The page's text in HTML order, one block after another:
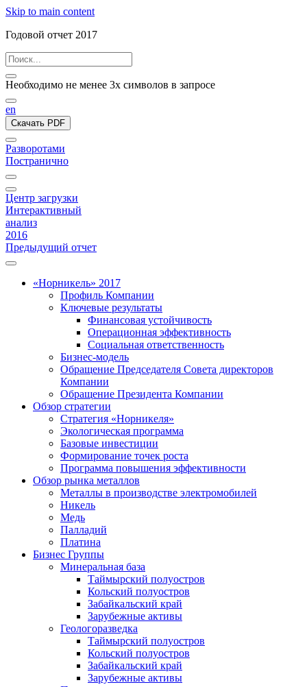
Skip to main content
Годовой отчет 2017
Необходимо не менее 3х символов в запросе
en
Скачать PDF
Разворотами
Постранично
Центр загрузки
Интерактивный
анализ
2016
Предыдущий отчет
«Норникель» 2017
Профиль Компании
Ключевые результаты
Финансовая устойчивость
Операционная эффективность
Социальная ответственность
Бизнес-модель
Обращение Председателя Совета директоров
Компании
Обращение Президента Компании
Обзор стратегии
Стратегия «Норникеля»
Экологическая программа
Базовые инвестиции
Формирование точек роста
Программа повышения эффективности
Обзор рынка металлов
Металлы в производстве электромобилей
Никель
Медь
Палладий
Платина
Бизнес Группы
Минеральная база
Таймырский полуостров
Кольский полуостров
Забайкальский край
Зарубежные активы
Геологоразведка
Таймырский полуостров
Кольский полуостров
Забайкальский край
Зарубежные активы